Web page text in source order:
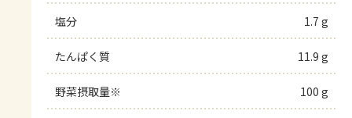
塩分 1.7 g
たんぱく質 11.9 g
野菜摂取量※ 100 g